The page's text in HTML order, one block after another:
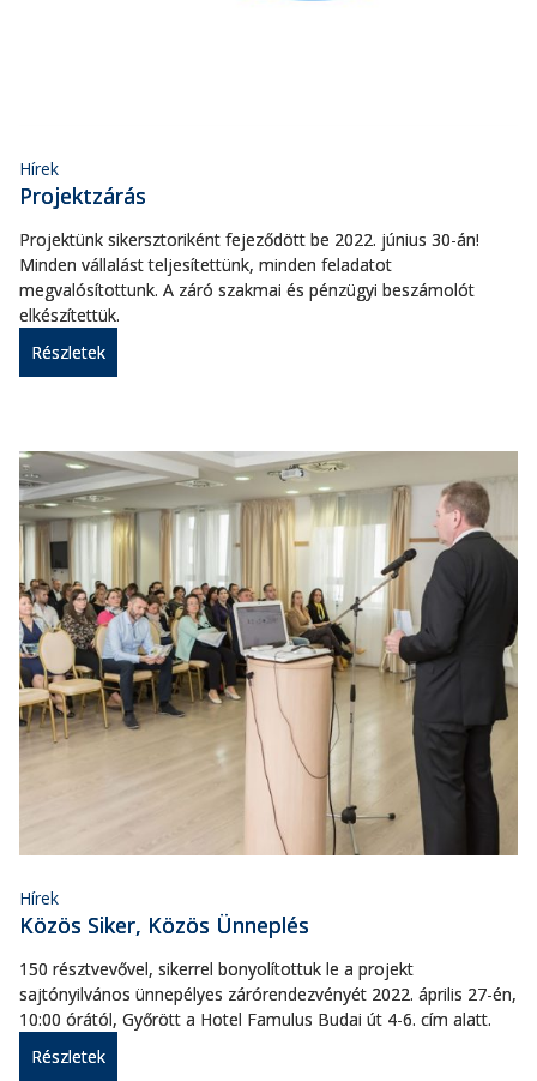
Hírek
Projektzárás
Projektünk sikersztoriként fejeződött be 2022. június 30-án!
Minden vállalást teljesítettünk, minden feladatot
megvalósítottunk. A záró szakmai és pénzügyi beszámolót
elkészítettük.
Részletek
Hírek
Közös Siker, Közös Ünneplés
150 résztvevővel, sikerrel bonyolítottuk le a projekt
sajtónyilvános ünnepélyes zárórendezvényét 2022. április 27-én,
10:00 órától, Győrött a Hotel Famulus Budai út 4-6. cím alatt.
Részletek